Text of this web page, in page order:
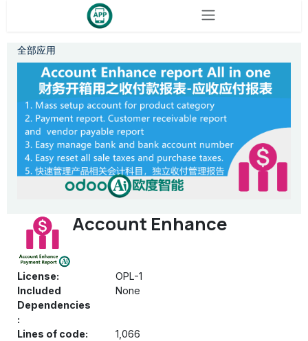
全部应用
Account Enhance
License:
OPL-1
Included
Dependencies
:
None
Lines of code:
1,066